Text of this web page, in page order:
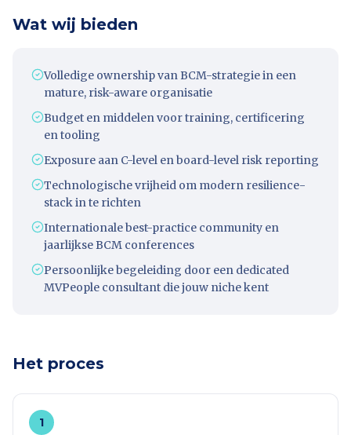
Wat wij bieden
Volledige ownership van BCM-strategie in een
mature, risk-aware organisatie
Budget en middelen voor training, certificering
en tooling
Exposure aan C-level en board-level risk reporting
Technologische vrijheid om modern resilience-
stack in te richten
Internationale best-practice community en
jaarlijkse BCM conferences
Persoonlijke begeleiding door een dedicated
MVPeople consultant die jouw niche kent
Het proces
1